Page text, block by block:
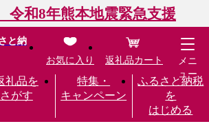
令和8年熊本地震緊急支援
と納
礼品を
さがす
特集・
キャンペーン
ふるさと納税
を
はじめる
お気に入り 返礼品カート
メニ
ュー